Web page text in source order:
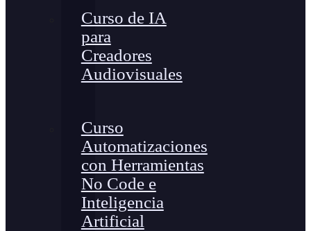
Curso de IA
para
Creadores
Audiovisuales
Curso
Automatizaciones
con Herramientas
No Code e
Inteligencia
Artificial